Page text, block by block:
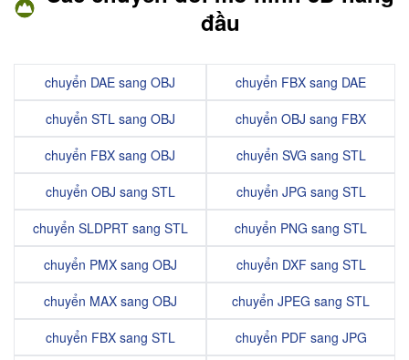
đầu
chuyển DAE sang OBJ
chuyển STL sang OBJ
chuyển FBX sang OBJ
chuyển OBJ sang STL
chuyển SLDPRT sang STL
chuyển PMX sang OBJ
chuyển MAX sang OBJ
chuyển FBX sang STL
chuyển FBX sang DAE
chuyển OBJ sang FBX
chuyển SVG sang STL
chuyển JPG sang STL
chuyển PNG sang STL
chuyển DXF sang STL
chuyển JPEG sang STL
chuyển PDF sang JPG